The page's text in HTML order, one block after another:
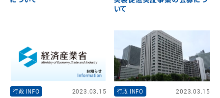
いて
行政 INFO 2023.03.15 行政 INFO 2023.03.15